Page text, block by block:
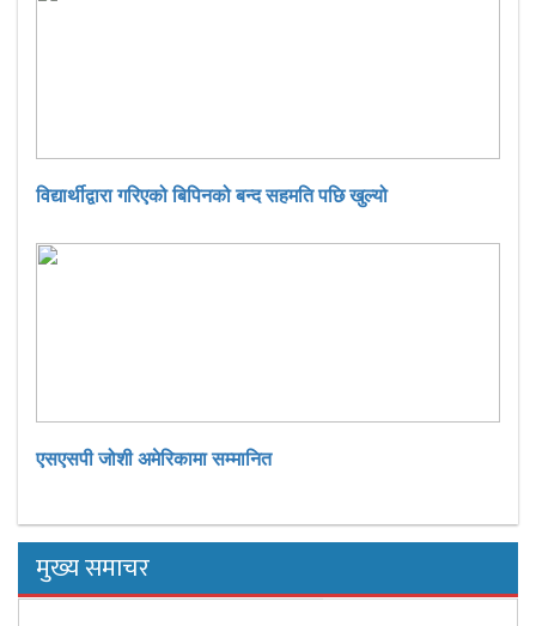
विद्यार्थीद्वारा गरिएको बिपिनको बन्द सहमति पछि खुल्यो
एसएसपी जोशी अमेरिकामा सम्मानित
मुख्य समाचर